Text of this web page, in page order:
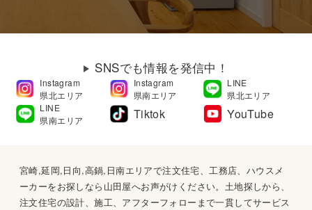
SNSでも情報を発信中！
Instagram
県北エリア
Instagram
県南エリア
LINE
県北エリア
LINE
県南エリア
Tiktok YouTube
宮崎,延岡,日向,高鍋,日南エリアで注文住宅、工務店、ハウスメ
ーカーをお探しなら山田屋へお声がけください。土地探しから、
注文住宅の設計、施工、アフターフォローまで一貫してサービス